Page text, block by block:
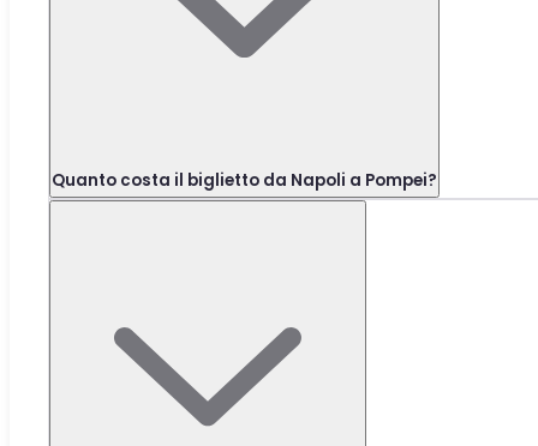
Quanto costa il biglietto da Napoli a Pompei?